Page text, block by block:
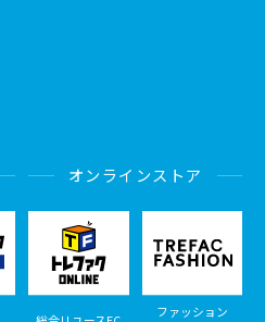
オンラインストア
ファッション